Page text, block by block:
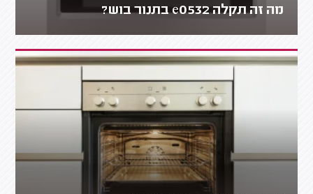
מה זה תקלה e0532 בתנור בוש?